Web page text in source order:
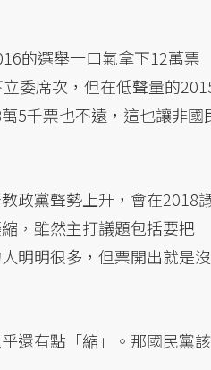
的選舉一口氣拿下12萬票
委席次，但在低聲量的
5千票也不遠，這也讓非國
政黨聲勢上升，會在2018
，雖然主打議題包括要把
明明很多，但票開出就是沒
還有點「縮」。那國民黨該